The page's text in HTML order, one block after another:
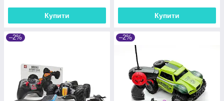
Купити Купити
–2% –2%